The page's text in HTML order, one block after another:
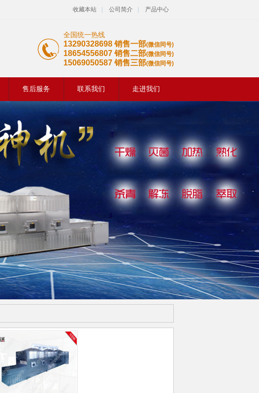
收藏本站 公司简介 产品中心
全国统一热线
13290328698 销售一部(微信同号)
18654556807 销售二部(微信同号)
15069050587 销售三部(微信同号)
售后服务 联系我们 走进我们